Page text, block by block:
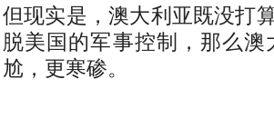
但现实是，澳大利亚既没打
脱美国的军事控制，那么
尬，更寒碜。